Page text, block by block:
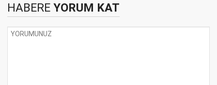
HABERE YORUM KAT